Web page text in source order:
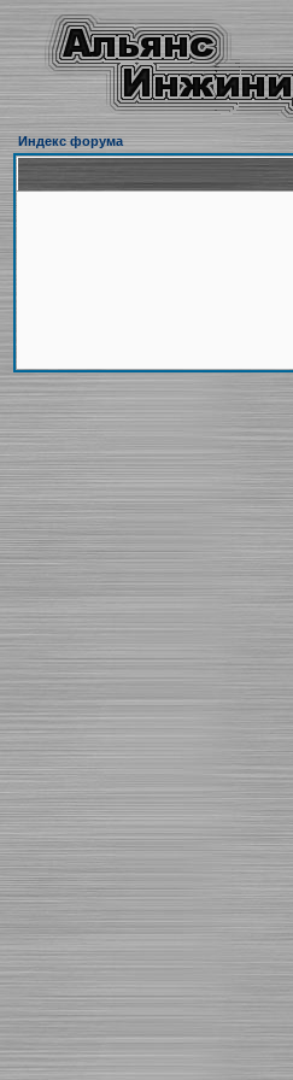
Индекс форума